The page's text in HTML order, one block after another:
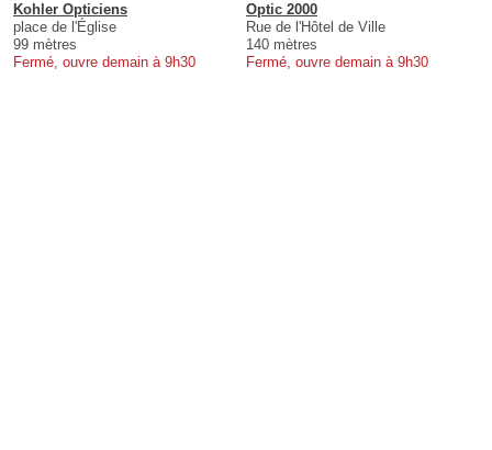
Kohler Opticiens
place de l'Église
99 mètres
Fermé, ouvre demain à 9h30
Optic 2000
Rue de l'Hôtel de Ville
140 mètres
Fermé, ouvre demain à 9h30